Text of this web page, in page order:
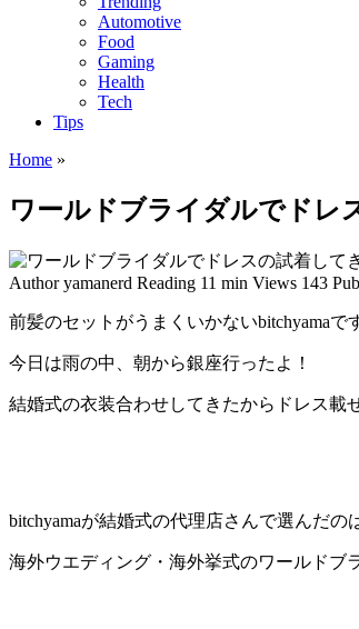
Automotive
Food
Gaming
Health
Tech
Tips
Home »
ワールドブライダルでドレ
Author yamanerd Reading 11 min Views 143
前髪のセットがうまくいかないbitchyamaで
今日は雨の中、朝から銀座行ったよ！
結婚式の衣装合わせしてきたからドレス載
bitchyamaが結婚式の代理店さんで選んだの
海外ウエディング・海外挙式のワールドブ